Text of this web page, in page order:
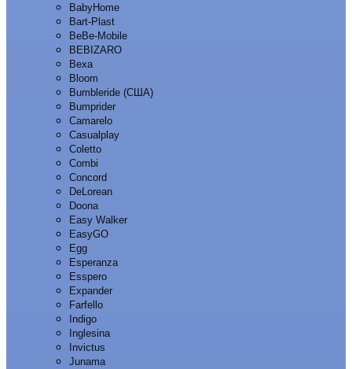
BabyHome
Bart-Plast
BeBe-Mobile
BEBIZARO
Bexa
Bloom
Bumbleride (США)
Bumprider
Camarelo
Casualplay
Coletto
Combi
Concord
DeLorean
Doona
Easy Walker
EasyGO
Egg
Esperanza
Esspero
Expander
Farfello
Indigo
Inglesina
Invictus
Junama